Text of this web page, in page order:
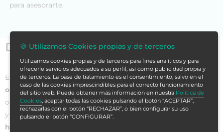
Datos generales
El microbioma humanoes elconjunto de genes de los
organismos microscópicospresentes en nuestro
organismo. Este conjunto de genes se denomina microbiota
y está formado, principalmente, por
bacterias, virus y
hongos
para asesorarte.
🍪 Utilizamos Cookies propias y de terceros
Utilizamos cookies propias y de terceros para fines analíticos y para
ofrecerle servicios adecuados a su perfil, así como publicidad propia y
de terceros. La base de tratamiento es el consentimiento, salvo en el
caso de las cookies imprescindibles para el correcto funcionamiento
del sitio web. Puede obtener más información en nuestra Política de
Cookies, aceptar todas las cookies pulsando el botón “ACEPTAR”,
rechazarlas con el botón “RECHAZAR”, o bien configurar su uso
pulsando el botón “CONFIGURAR”.